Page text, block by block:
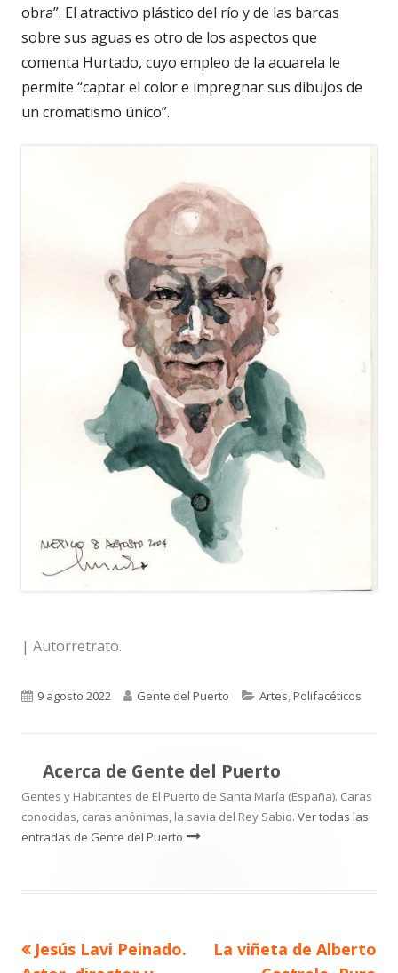
obra”. El atractivo plástico del río y de las barcas
sobre sus aguas es otro de los aspectos que
comenta Hurtado, cuyo empleo de la acuarela le
permite “captar el color e impregnar sus dibujos de
un cromatismo único”.
| Autorretrato.
Publicado
9 agosto 2022 Autor
Gente del Puerto Categorías
Artes,Polifacéticos
Acerca de Gente del Puerto
Gentes y Habitantes de El Puerto de Santa María (España). Caras
conocidas, caras anónimas, la savia del Rey Sabio. Ver todas las
entradas de Gente del Puerto
Navegación
Artículo
Jesús Lavi Peinado.
Artículo
La viñeta de Alberto